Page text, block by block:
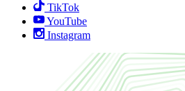
TikTok
YouTube
Instagram